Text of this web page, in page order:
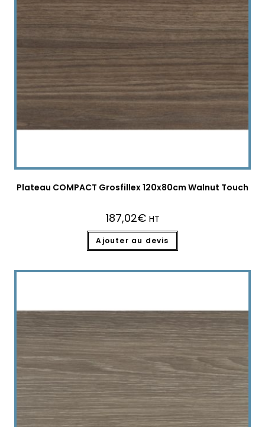
Plateau COMPACT Grosfillex 120x80cm Walnut Touch
187,02€ HT
Ajouter au devis